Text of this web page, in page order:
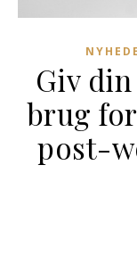
Giv
brug
post-